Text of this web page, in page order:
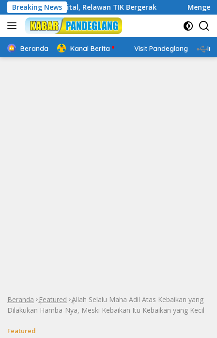
Langsung
ke
konten
Breaking News
Digital, Relawan TIK Bergerak Mengenal
Beranda Kanal Berita Visit Pandeglang
Beranda »Featured »
Allah Selalu Maha Adil Atas Kebaikan yang
Dilakukan Hamba-Nya, Meski Kebaikan Itu Kebaikan yang Kecil
Featured